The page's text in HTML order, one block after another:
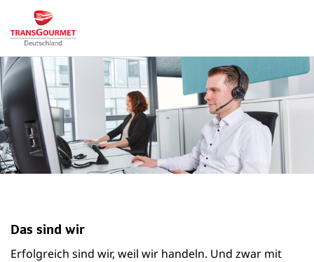
Das sind wir
Erfolgreich sind wir, weil wir handeln. Und zwar mit